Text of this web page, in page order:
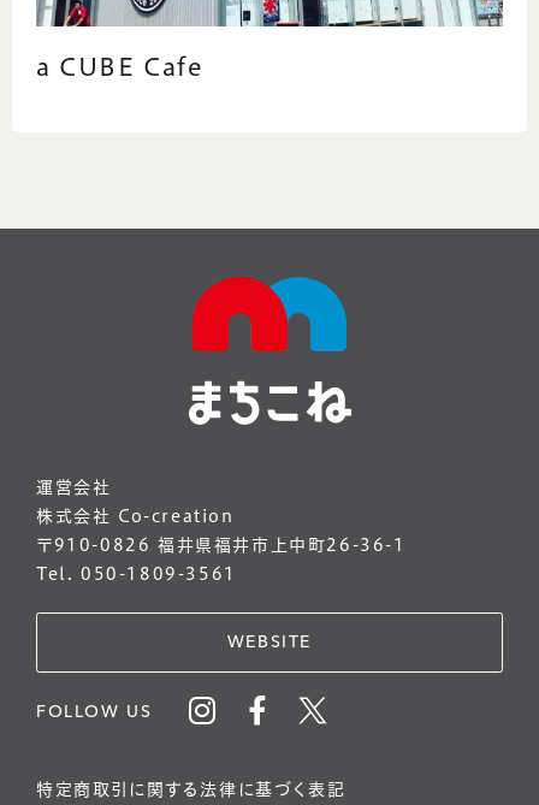
a CUBE Cafe
運営会社
株式会社 Co-creation
〒910-0826 福井県福井市上中町26-36-1
Tel. 050-1809-3561
WEBSITE
FOLLOW US
特定商取引に関する法律に基づく表記